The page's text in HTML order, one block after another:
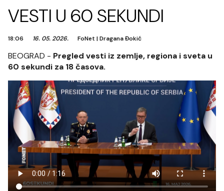
VESTI U 60 SEKUNDI
18:06 16. 05. 2026. FoNet |Dragana Đokić
BEOGRAD - Pregled vesti iz zemlje, regiona i sveta u
60 sekundi za 18 časova.